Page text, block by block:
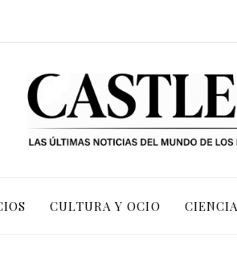
CULTURA Y OCIO